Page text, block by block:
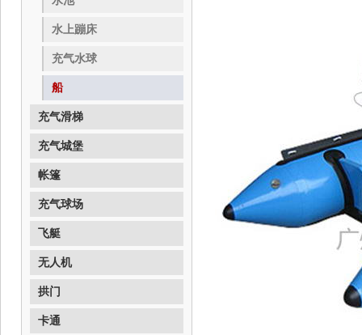
水上蹦床
充气水球
船
充气滑梯
充气城堡
帐篷
充气球场
飞艇
无人机
拱门
卡通